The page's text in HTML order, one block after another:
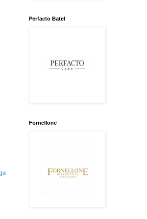
Perfacto Batel
Fornellone